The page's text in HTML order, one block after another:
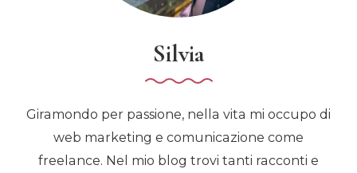
Silvia
Giramondo per passione, nella vita mi occupo di
web marketing e comunicazione come
freelance. Nel mio blog trovi tanti racconti e